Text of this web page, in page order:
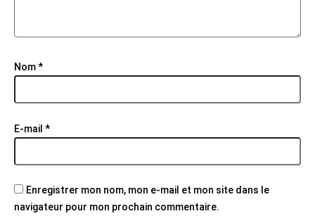
Nom*
E-mail *
Enregistrer mon nom, mon e-mail et mon site dans le
navigateur pour mon prochain commentaire.